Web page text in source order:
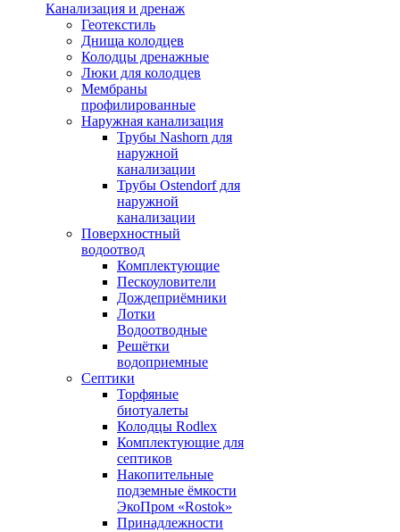
Канализация и дренаж
Геотекстиль
Днища колодцев
Колодцы дренажные
Люки для колодцев
Мембраны
профилированные
Наружная канализация
Трубы Nashorn для
наружной
канализации
Трубы Ostendorf для
наружной
канализации
Поверхностный
водоотвод
Комплектующие
Пескоуловители
Дождеприёмники
Лотки
Водоотводные
Решётки
водоприемные
Септики
Торфяные
биотуалеты
Колодцы Rodlex
Комплектующие для
септиков
Накопительные
подземные ёмкости
ЭкоПром «Rostok»
Принадлежности